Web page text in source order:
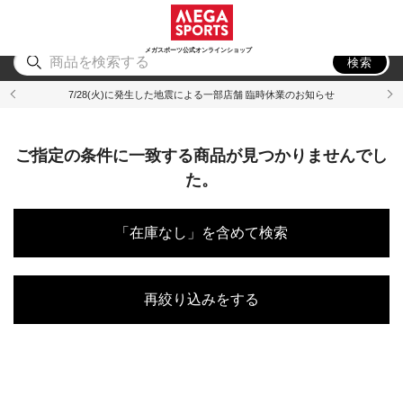
メガスポーツ公式オンラインショップ
アウトドア
検索
7/28(火)に発生した地震による一部店舗 臨時休業のお知らせ
ご指定の条件に一致する商品が見つかりませんでし
た。
「在庫なし」を含めて検索
再絞り込みをする